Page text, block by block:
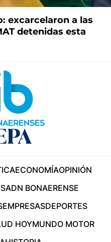
excarcelaron a las
detenidas esta
ECONOMÍAOPINIÓN
ADN BONAERENSE
EMPRESASDEPORTES
HOYMUNDO MOTOR